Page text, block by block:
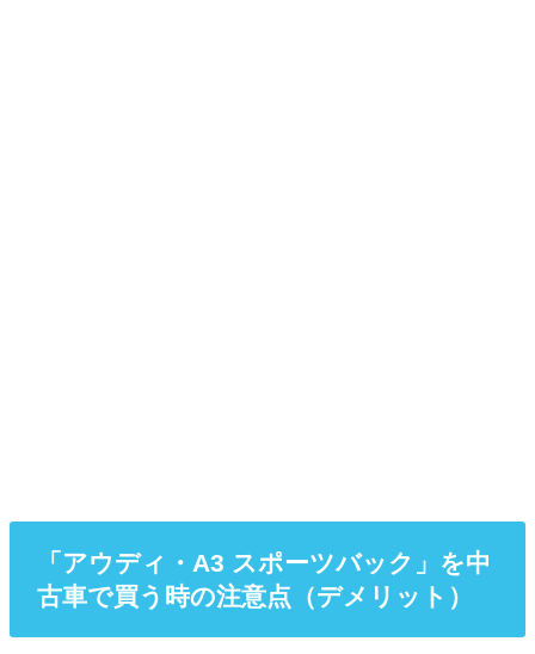
「アウディ・A3 スポーツバック」を中
古車で買う時の注意点（デメリット）